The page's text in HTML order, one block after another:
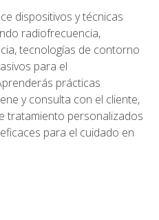
dispositivos y técnicas
radiofrecuencia,
tecnologías de contorno
para el
prácticas
y consulta con el cliente,
tratamiento personalizados
para el cuidado en